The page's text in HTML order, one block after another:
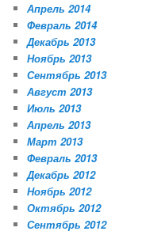
Апрель 2014
Февраль 2014
Декабрь 2013
Ноябрь 2013
Сентябрь 2013
Август 2013
Июль 2013
Апрель 2013
Март 2013
Февраль 2013
Декабрь 2012
Ноябрь 2012
Октябрь 2012
Сентябрь 2012